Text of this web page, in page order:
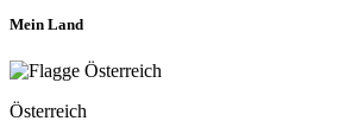
Mein Land
Österreich